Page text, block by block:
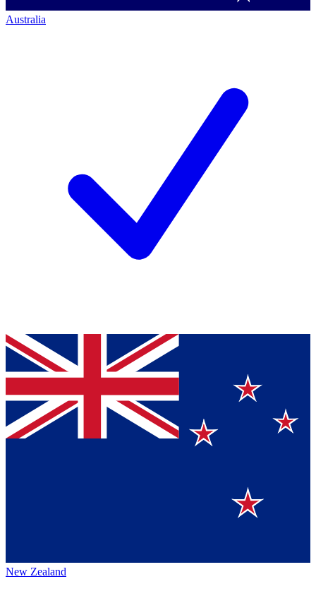
Australia
New Zealand